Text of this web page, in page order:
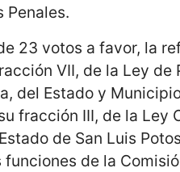
Penales.
23 votos a favor, la
VII, de la Ley de
del Estado y
fracción III, de la Ley
de San Luis
de la